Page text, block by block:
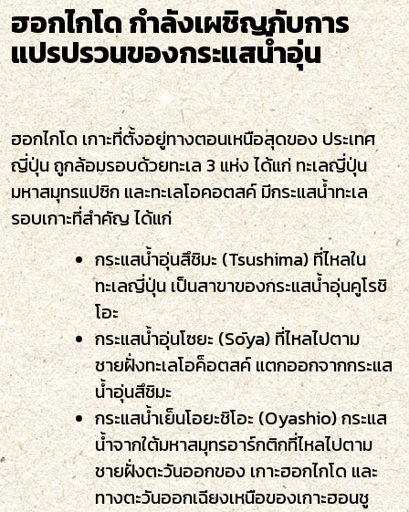
ฮอกไกโด กำลังเผชิญกับการ
แปรปรวนของกระแสน้ำอุ่น
ฮอกไกโด เกาะที่ตั้งอยู่ทางตอนเหนือสุดของ ประเทศ
ญี่ปุ่น ถูกล้อมรอบด้วยทะเล 3 แห่ง ได้แก่ ทะเลญี่ปุ่น
มหาสมุทรแปซิก และทะเลโอคอตสค์ มีกระแสน้ำทะเล
รอบเกาะที่สำคัญ ได้แก่
กระแสน้ำอุ่นสึชิมะ(Tsushima) ที่ไหลใน
ทะเลญี่ปุ่น เป็นสาขาของกระแสน้ำอุ่นคูโรชิ
โอะ
กระแสน้ำอุ่นโซยะ (Sōya) ที่ไหลไปตาม
ชายฝั่งทะเลโอค็อตสค์ แตกออกจากกระแส
น้ำอุ่นสึชิมะ
กระแสน้ำเย็นโอยะชิโอะ(Oyashio)กระแส
น้ำจากใต้มหาสมุทรอาร์กติกที่ไหลไปตาม
ชายฝั่งตะวันออกของ เกาะฮอกไกโด และ
ทางตะวันออกเฉียงเหนือของเกาะฮอนชู